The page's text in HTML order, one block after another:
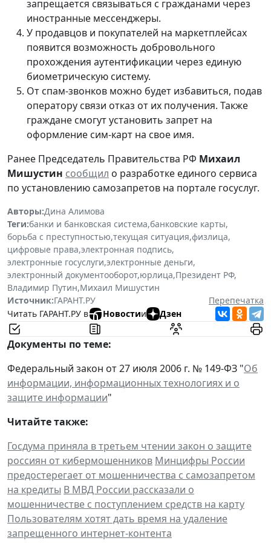
запрещается связываться с гражданами через
иностранные мессенджеры.
У продавцов и покупателей на маркетплейсах
появится возможность добровольного
прохождения аутентификации через единую
биометрическую систему.
От спам-звонков можно будет избавиться, подав
оператору связи отказ от их получения. Также
граждане смогут установить запрет на
оформление сим-карт на свое имя.
Ранее Председатель Правительства РФ Михаил
Мишустин сообщил о разработке единого сервиса
по установлению самозапретов на портале госуслуг.
Авторы:Дина Алимова
Теги:банки и банковская система,банковские карты,
борьба с преступностью,текущая ситуация,физлица,
цифровые права,электронная подпись,
электронные госуслуги,электронные деньги,
электронный документооборот,юрлица,Президент РФ,
Владимир Путин,Михаил Мишустин
Источник:ГАРАНТ.РУ
Перепечатка
Читать ГАРАНТ.РУ в
Новостии Дзен
Документы по теме:
Федеральный закон от 27 июля 2006 г. № 149-ФЗ "Об
информации, информационных технологиях и о
защите информации"
Читайте также:
Госдума приняла в третьем чтении закон о защите
россиян от кибермошенников Минцифры России
предостерегает от мошенничества с самозапретом
на кредиты В МВД России рассказали о
мошенничестве с поступлением средств на карту
Пользователям хотят дать время на удаление
запрещенного интернет-контента